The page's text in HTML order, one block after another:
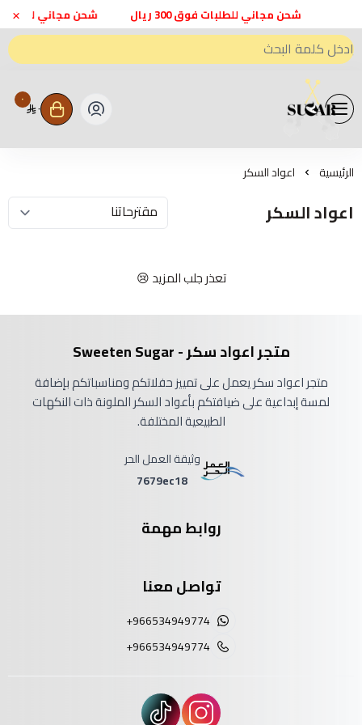
شحن مجاني للطلبات فوق شحن مجاني للطلبات فوق 300 ريال ×
متجر اعواد سكر - Sweeten Sugar
٠ ٠
الرئيسية اعواد السكر
اعواد السكر
تعذر جلب المزيد 😢
متجر اعواد سكر - Sweeten Sugar
متجر اعواد سكر يعمل على تمييز حفلاتكم ومناسباتكم بإضافة
لمسة إبداعية على ضيافتكم بأعواد السكر الملونة ذات النكهات
الطبيعية المختلفة.
وثيقة العمل الحر
7679ec18
روابط مهمة
تواصل معنا
+966534949774
+966534949774